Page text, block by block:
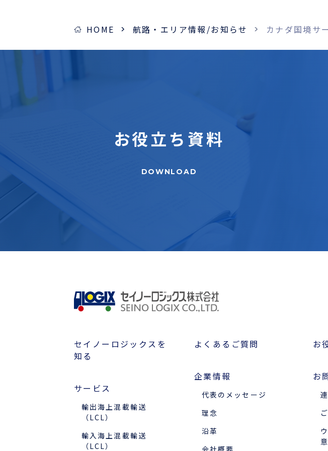
HOME 航路・エリア情報/お知らせ カナダ国境サ
お役立ち 資料
DOWNLOAD
セイノーロジックスを
知る
サービス
輸出海上混載輸送
（LCL）
輸入海上混載輸送
（LCL）
よくあるご質問
企業情報
代表のメッセージ
理念
沿革
会社概要
お
お